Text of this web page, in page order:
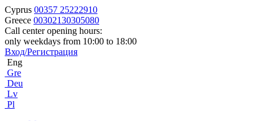
Cyprus 00357 25222910
Greece 00302130305080
Call center opening hours:
only weekdays from 10:00 to 18:00
Вход/Регистрация
Eng
Gre
Deu
Lv
Pl